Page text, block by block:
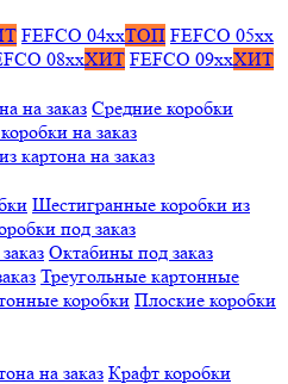
FEFCO 04xxТОП FEFCO 05xx
08xxХИТ FEFCO 09xxХИТ
на заказ Средние коробки
на заказ
картона на заказ
Шестигранные коробки из
под заказ
Октабины под заказ
Треугольные картонные
коробки Плоские коробки
на заказ Крафт коробки